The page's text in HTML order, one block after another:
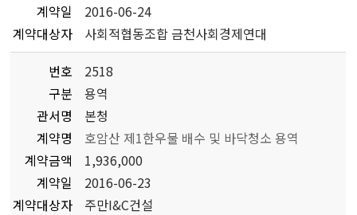
계약일
2016-06-24
계약대상자
사회적협동조합 금천사회경제연대
번호
2518
구분
용역
관서명
본청
계약명
호암산 제1한우물 배수 및 바닥청소 용역
계약금액
1,936,000
계약일
2016-06-23
계약대상자
주만I&C건설